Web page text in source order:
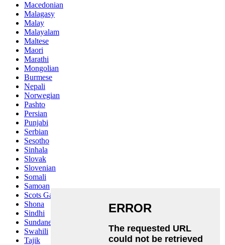
Macedonian
Malagasy
Malay
Malayalam
Maltese
Maori
Marathi
Mongolian
Burmese
Nepali
Norwegian
Pashto
Persian
Punjabi
Serbian
Sesotho
Sinhala
Slovak
Slovenian
Somali
Samoan
Scots Gaelic
Shona
Sindhi
Sundanese
Swahili
Tajik